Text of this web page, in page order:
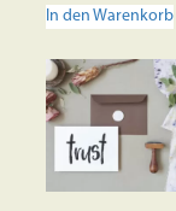
In den Warenkorb